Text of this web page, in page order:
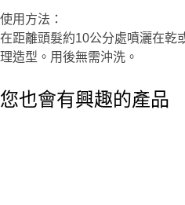
使用方法：
在距離頭髮約10公分處噴灑在乾
理造型。用後無需沖洗。
您也會有興趣的產品